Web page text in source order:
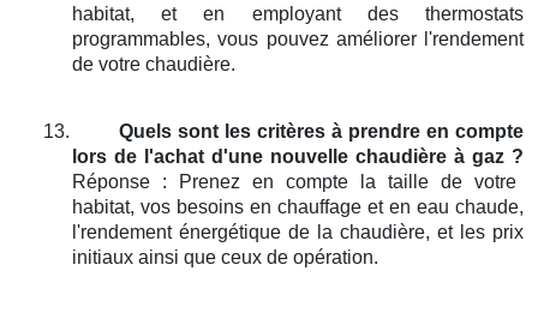
habitat, et en employant des thermostats
programmables, vous pouvez améliorer l'rendement
de votre chaudière.
13.
Quels sont les critères à prendre en compte
lors de l'achat d'une nouvelle chaudière à gaz ?
Réponse : Prenez en compte la taille de votre
habitat, vos besoins en chauffage et en eau chaude,
l'rendement énergétique de la chaudière, et les prix
initiaux ainsi que ceux de opération.